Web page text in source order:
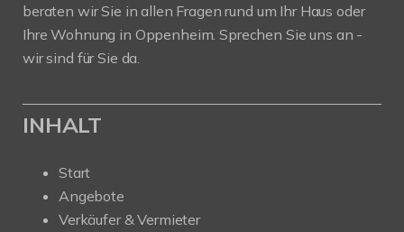
beraten wir Sie in allen Fragen rund um Ihr Haus oder
Ihre Wohnung in Oppenheim. Sprechen Sie uns an -
wir sind für Sie da.
INHALT
Start
Angebote
Verkäufer & Vermieter